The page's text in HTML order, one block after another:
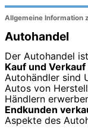
Allgemeine Information
Autohandel
Der Autohandel
Kauf und
Autohändler sind
Autos von
Händlern
Endkunden
Aspekte des